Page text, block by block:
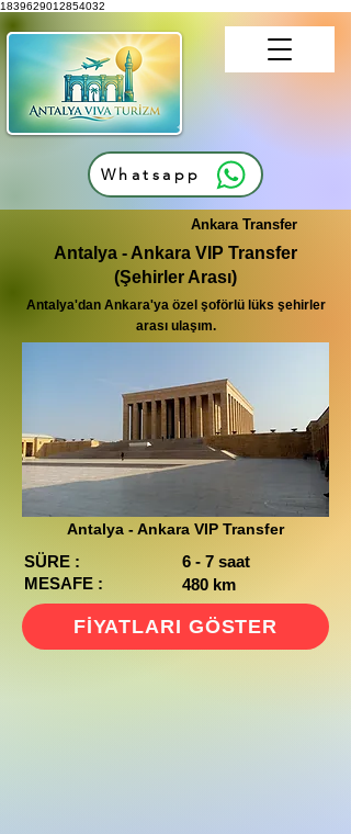
1839629012854032
Whatsapp
Ankara Transfer
Antalya - Ankara VIP Transfer
(Şehirler Arası)
Antalya'dan Ankara'ya özel şoförlü lüks şehirler
arası ulaşım.
Antalya - Ankara VIP Transfer
SÜRE :
MESAFE :
6 - 7 saat
480 km
FİYATLARI GÖSTER